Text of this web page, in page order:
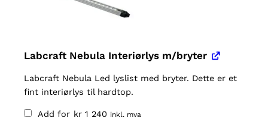
Labcraft Nebula Interiørlys m/bryter
Labcraft Nebula Led lyslist med bryter. Dette er et
fint interiørlys til hardtop.
Add for kr 1 240 inkl. mva